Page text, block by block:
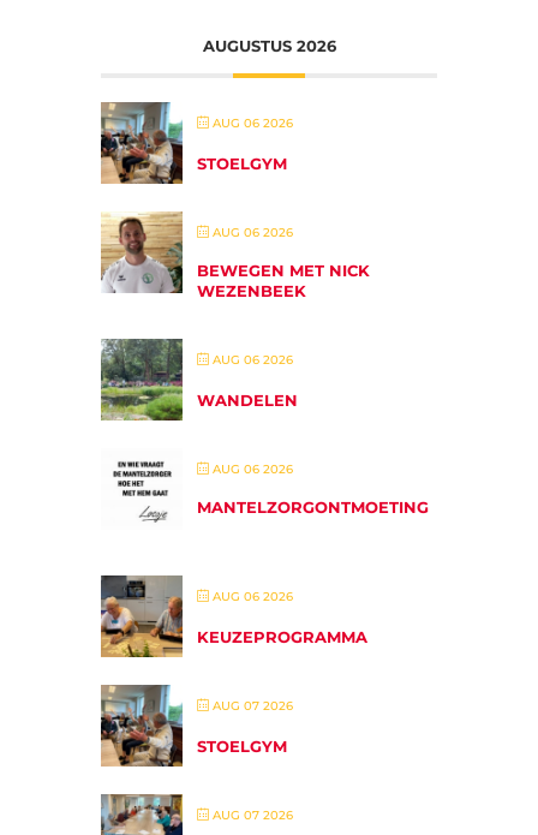
AUGUSTUS 2026
AUG 06 2026
STOELGYM
AUG 06 2026
BEWEGEN MET NICK
WEZENBEEK
AUG 06 2026
WANDELEN
AUG 06 2026
MANTELZORGONTMOETING
AUG 06 2026
KEUZEPROGRAMMA
AUG 07 2026
STOELGYM
AUG 07 2026